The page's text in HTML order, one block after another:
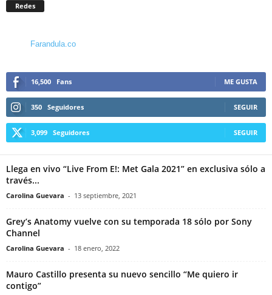
Redes
Farandula.co
16,500 Fans ME GUSTA
350 Seguidores SEGUIR
3,099 Seguidores SEGUIR
Llega en vivo “Live From E!: Met Gala 2021” en exclusiva sólo a
través...
Carolina Guevara - 13 septiembre, 2021
Grey’s Anatomy vuelve con su temporada 18 sólo por Sony
Channel
Carolina Guevara - 18 enero, 2022
Mauro Castillo presenta su nuevo sencillo “Me quiero ir
contigo”